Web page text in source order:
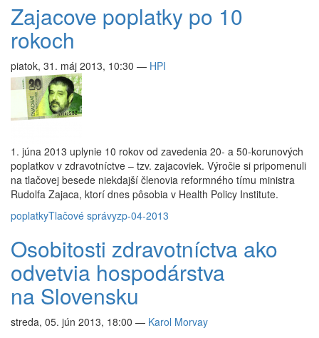
Zajacove poplatky po 10
rokoch
piatok, 31. máj 2013, 10:30 — HPI
1. júna 2013 uplynie 10 rokov od zavedenia 20- a 50-korunových
poplatkov v zdravotníctve – tzv. zajacoviek. Výročie si pripomenuli
na tlačovej besede niekdajší členovia reformného tímu ministra
Rudolfa Zajaca, ktorí dnes pôsobia v Health Policy Institute.
poplatkyTlačové správyzp-04-2013
Osobitosti zdravotníctva ako
odvetvia hospodárstva
na Slovensku
streda, 05. jún 2013, 18:00 — Karol Morvay